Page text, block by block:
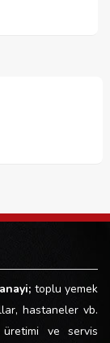
toplu yemek
hastaneler vb.
üretimi ve servis